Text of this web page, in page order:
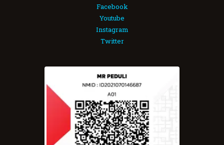
Facebook
Youtube
Instagram
Twitter